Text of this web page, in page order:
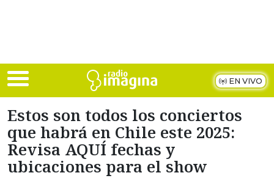
EN VIVO
Estos son todos los conciertos
que habrá en Chile este 2025:
Revisa AQUÍ fechas y
ubicaciones para el show